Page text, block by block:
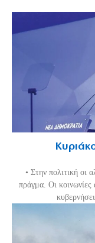
• Στην πολιτική οι
πράγμα. Οι κοινωνίες